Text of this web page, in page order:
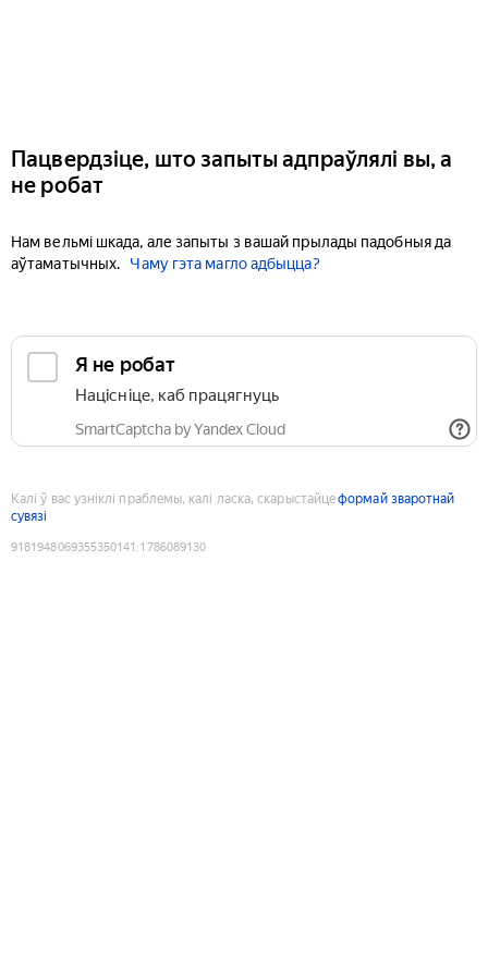
Пацвердзіце, што запыты адпраўлялі вы, а
не робат
Нам вельмі шкада, але запыты з вашай прылады падобныя да
аўтаматычных.
Чаму гэта магло адбыцца?
Я не робат
Націсніце, каб працягнуць
SmartCaptcha by Yandex Cloud
Калі ў вас узніклі праблемы, калі ласка, скарыстайцеформай зваротнай
сувязі
9181948069355350141 :1786089130